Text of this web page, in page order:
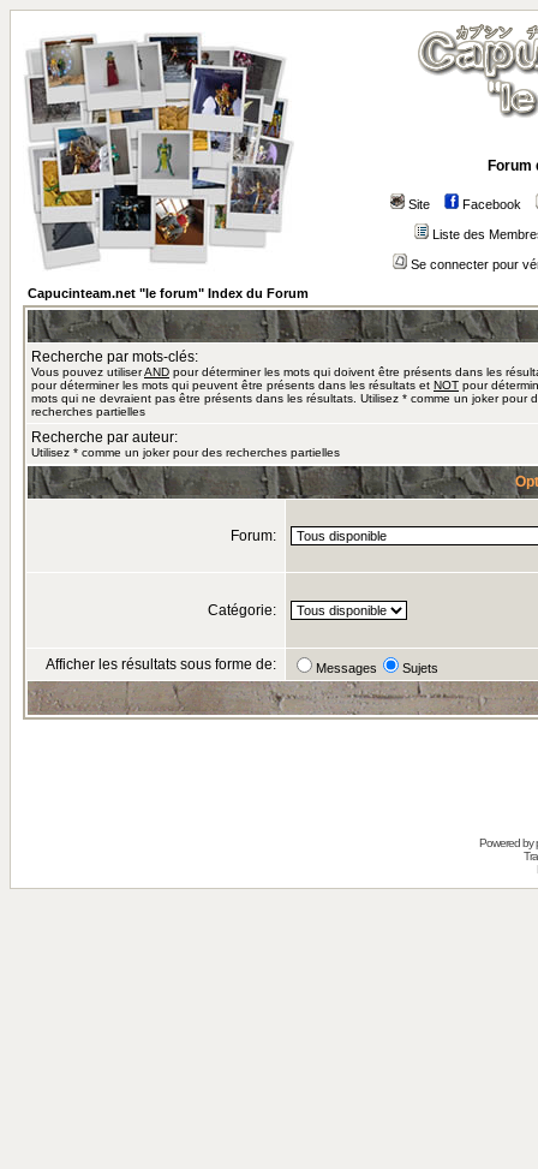
Forum
Site Facebook
Liste des
Se connecter pour
Capucinteam.net "le forum" Index du Forum
Recherche par mots-clés:
Vous pouvez utiliserAND pour déterminer les mots qui doivent être présents dans les
pour déterminer les mots qui peuvent être présents dans les résultats et NOT pour
mots qui ne devraient pas être présents dans les résultats. Utilisez * comme un joker pour
recherches partielles
Recherche par auteur:
Utilisez * comme un joker pour des recherches partielles
Forum:
Catégorie:
Afficher les résultats sous forme de: Messages Sujets
Powered by